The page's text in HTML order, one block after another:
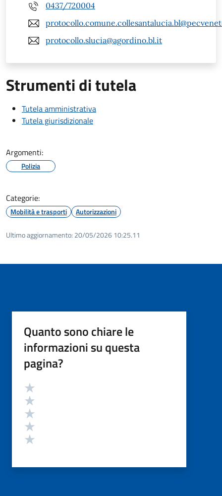
0437/720004
protocollo.slucia@agordino.bl.it
Strumenti di tutela
Tutela amministrativa
Tutela giurisdizionale
Argomenti:
Polizia
Categorie:
Mobilità e trasporti Autorizzazioni
Ultimo aggiornamento: 20/05/2026 10:25.11
Quanto sono chiare le
informazioni su questa
pagina?
Valutazione